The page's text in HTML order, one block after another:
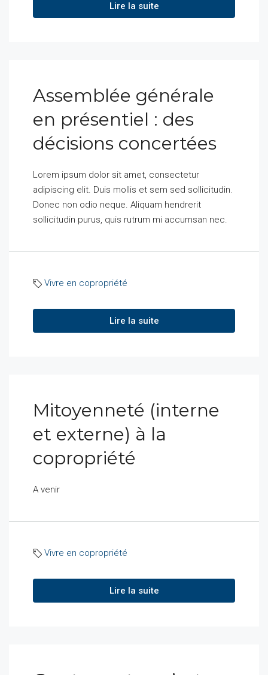
Lire la suite
Assemblée générale
en présentiel : des
décisions concertées
Lorem ipsum dolor sit amet, consectetur
adipiscing elit. Duis mollis et sem sed sollicitudin.
Donec non odio neque. Aliquam hendrerit
sollicitudin purus, quis rutrum mi accumsan nec.
Vivre en copropriété
Lire la suite
Mitoyenneté (interne
et externe) à la
copropriété
A venir
Vivre en copropriété
Lire la suite